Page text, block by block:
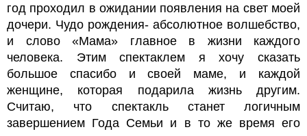
год проходил в ожидании появления на свет моей
дочери. Чудо рождения- абсолютное волшебство,
и слово «Мама» главное в жизни каждого
человека. Этим спектаклем я хочу сказать
большое спасибо и своей маме, и каждой
женщине, которая подарила жизнь другим.
Считаю, что спектакль станет логичным
завершением Года Семьи и в то же время его